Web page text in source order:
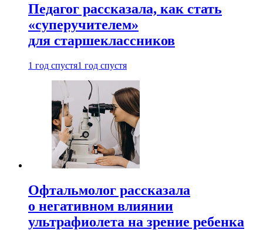
Педагог рассказала, как стать
«суперучителем»
для старшеклассников
1 год спустя1 год спустя
Офтальмолог рассказала
о негативном влиянии
ультрафиолета на зрение ребенка